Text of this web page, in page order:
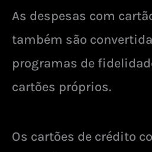
As despesas com
também são
programas de
cartões próprios.
Os cartões de crédito